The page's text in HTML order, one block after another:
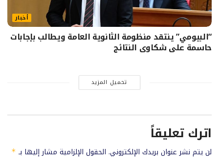
أخبار
“البيومي” ينتقد منظومة الثانوية العامة ويطالب بإجابات
حاسمة على شكاوى النتائج
تحميل المزيد
اترك تعليقاً
لن يتم نشر عنوان بريدك الإلكتروني. الحقول الإلزامية مشار إليها بـ *